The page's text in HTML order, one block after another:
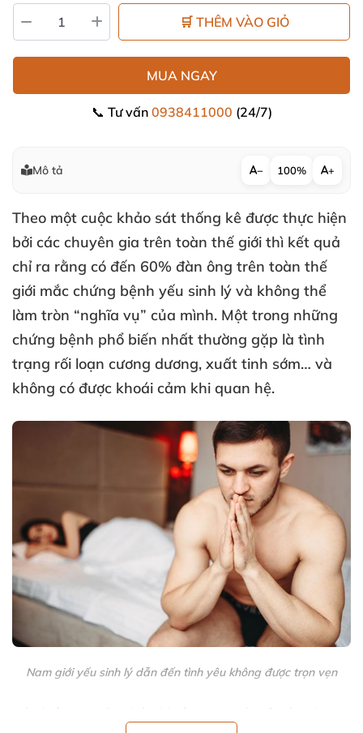
🛒 THÊM VÀO GIỎ
MUA NGAY
📞 Tư vấn 0938411000 (24/7)
Mô tả − 100% +
Theo một cuộc khảo sát thống kê được thực hiện
bởi các chuyên gia trên toàn thế giới thì kết quả
chỉ ra rằng có đến 60% đàn ông trên toàn thế
giới mắc chứng bệnh yếu sinh lý và không thể
làm tròn “nghĩa vụ” của mình. Một trong những
chứng bệnh phổ biến nhất thường gặp là tình
trạng rối loạn cương dương, xuất tinh sớm… và
không có được khoái cảm khi quan hệ.
Nam giới yếu sinh lý dẫn đến tình yêu không được trọn vẹn
Có nhiều nguyên nhân khiến nam giới trở nên như